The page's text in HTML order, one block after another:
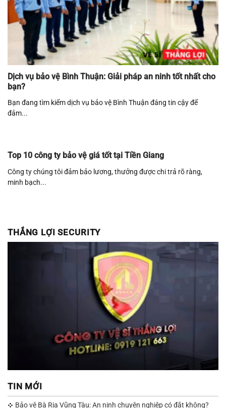
Dịch vụ bảo vệ Bình Thuận: Giải pháp an ninh tốt nhất cho
bạn?
Bạn đang tìm kiếm dịch vụ bảo vệ Bình Thuận đáng tin cậy để
đảm...
Top 10 công ty bảo vệ giá tốt tại Tiền Giang
Công ty chúng tôi đảm bảo lương, thưởng được chi trả rõ ràng,
minh bạch...
THẮNG LỢI SECURITY
TIN MỚI
Bảo vệ Bà Rịa Vũng Tàu: An ninh chuyên nghiệp có đắt không?